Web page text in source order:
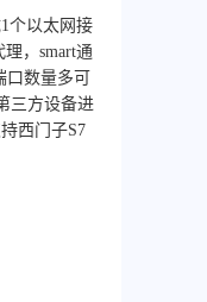
个以太网接
，smart通
数量多可
三方设备进
西门子S7